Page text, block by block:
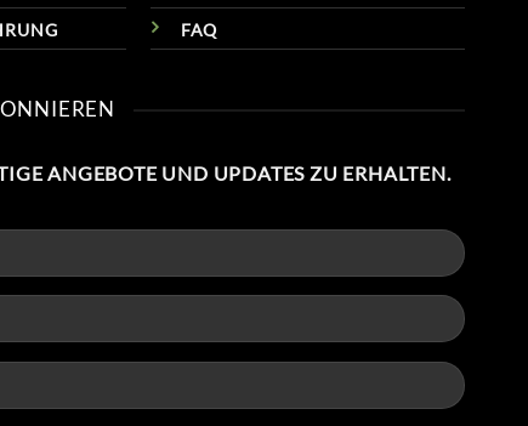
FAQ
ANGEBOTE UND UPDATES ZU ERHALTEN.